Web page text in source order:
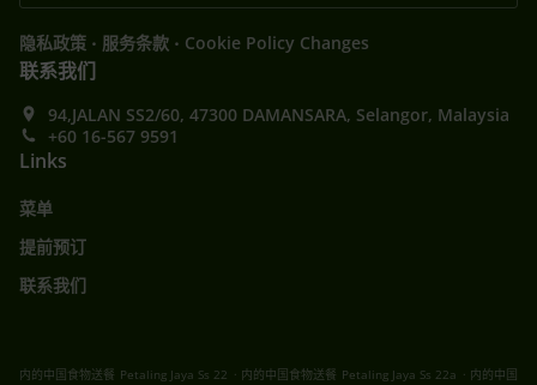
隐私政策 . 服务条款 . Cookie Policy Changes
联系我们
94,JALAN SS2/60, 47300 DAMANSARA, Selangor, Malaysia
+60 16-567 9591
Links
菜单
提前预订
联系我们
内的中国食物送餐 Petaling Jaya Ss 22 . 内的中国食物送餐 Petaling Jaya Ss 22a . 内的中国